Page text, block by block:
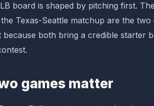
board is shaped by pitching first.
Texas-Seattle matchup are the two
because both bring a credible starter
games matter